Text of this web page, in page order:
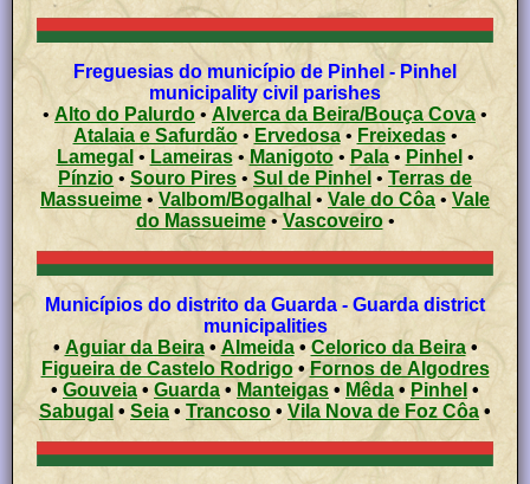
Freguesias do município de Pinhel - Pinhel
municipality civil parishes
• Alto do Palurdo • Alverca da Beira/Bouça Cova•
Atalaia e Safurdão• Ervedosa• Freixedas •
Lamegal • Lameiras •Manigoto• Pala• Pinhel •
Pínzio • Souro Pires • Sul de Pinhel • Terras de
Massueime • Valbom/Bogalhal • Vale do Côa • Vale
do Massueime•Vascoveiro•
Municípios do distrito da Guarda - Guarda district
municipalities
•Aguiar da Beira•Almeida• Celorico da Beira•
Figueira de Castelo Rodrigo• Fornos de Algodres
• Gouveia • Guarda • Manteigas • Mêda • Pinhel •
Sabugal • Seia • Trancoso • Vila Nova de Foz Côa•